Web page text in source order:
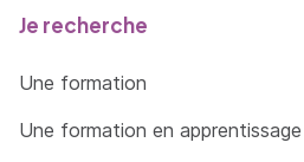
Je recherche
Une formation
Une formation en apprentissage